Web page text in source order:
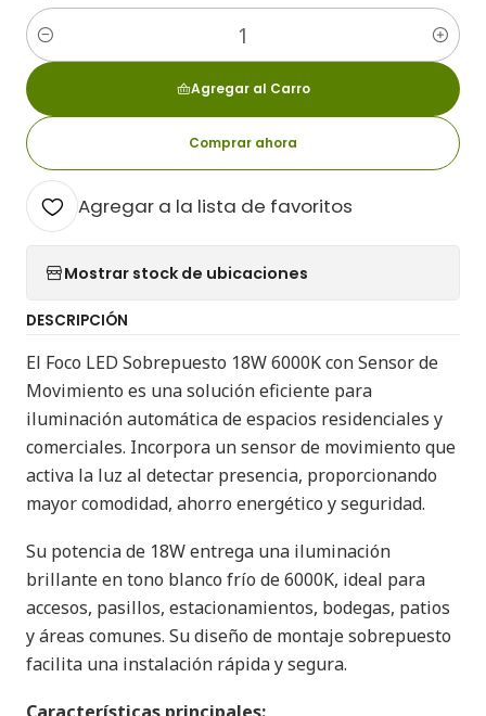
Cantidad
Agregar al Carro
Comprar ahora
Agregar a la lista de favoritos
Mostrar stock de ubicaciones
DESCRIPCIÓN
El Foco LED Sobrepuesto 18W 6000K con Sensor de
Movimiento es una solución eficiente para
iluminación automática de espacios residenciales y
comerciales. Incorpora un sensor de movimiento que
activa la luz al detectar presencia, proporcionando
mayor comodidad, ahorro energético y seguridad.
Su potencia de 18W entrega una iluminación
brillante en tono blanco frío de 6000K, ideal para
accesos, pasillos, estacionamientos, bodegas, patios
y áreas comunes. Su diseño de montaje sobrepuesto
facilita una instalación rápida y segura.